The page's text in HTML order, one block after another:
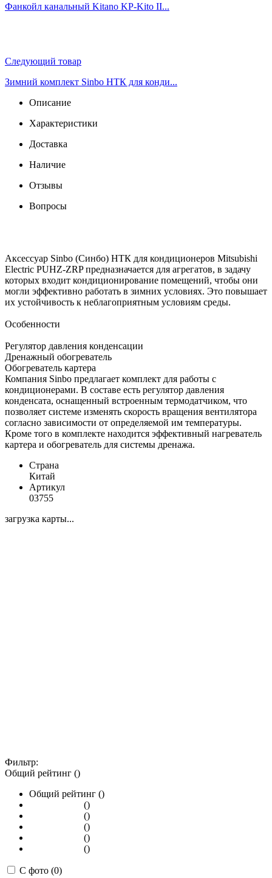
Фанкойл канальный Kitano KP-Kito II...
Следующий товар
Зимний комплект Sinbo НТК для конди...
Описание
Характеристики
Доставка
Наличие
Отзывы
Вопросы
Аксессуар Sinbo (Синбо) НТК для кондиционеров Mitsubishi
Electric PUHZ-ZRP предназначается для агрегатов, в задачу
которых входит кондиционирование помещений, чтобы они
могли эффективно работать в зимних условиях. Это повышает
их устойчивость к неблагоприятным условиям среды.
Особенности
Регулятор давления конденсации
Дренажный обогреватель
Обогреватель картера
Компания Sinbo предлагает комплект для работы с
кондиционерами. В составе есть регулятор давления
конденсата, оснащенный встроенным термодатчиком, что
позволяет системе изменять скорость вращения вентилятора
согласно зависимости от определяемой им температуры.
Кроме того в комплекте находится эффективный нагреватель
картера и обогреватель для системы дренажа.
Страна
Китай
Артикул
03755
загрузка карты...
Фильтр:
Общий рейтинг ()
Общий рейтинг ()
()
()
()
()
()
С фото (0)